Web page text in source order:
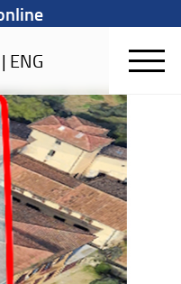
| ENG